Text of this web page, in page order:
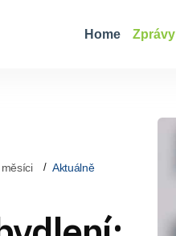
Home Zprávy
Aktuálně